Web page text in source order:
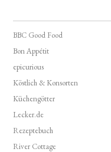
BBC Good Food
Bon Appétit
epicurious
Köstlich & Konsorten
Küchengötter
Lecker.de
Rezeptebuch
River Cottage